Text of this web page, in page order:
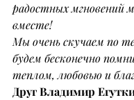
радостных мгновений
вместе!
Мы очень скучаем по
будем бесконечно
теплом, любовью и
Друг Владимир